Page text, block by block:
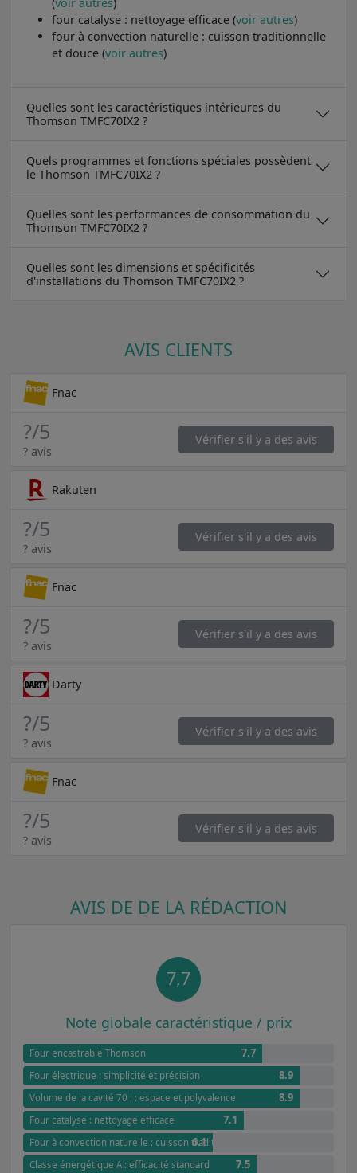
four catalyse : nettoyage efficace (voir autres)
four à convection naturelle : cuisson traditionnelle
et douce (voir autres)
Quelles sont les caractéristiques intérieures du
Thomson TMFC70IX2 ?
Quels programmes et fonctions spéciales possèdent
le Thomson TMFC70IX2 ?
Quelles sont les performances de consommation du
Thomson TMFC70IX2 ?
Quelles sont les dimensions et spécificités
d'installations du Thomson TMFC70IX2 ?
AVIS CLIENTS
Fnac
?/5
? avis
Vérifier s'il y a des avis
Rakuten
?/5
? avis
Vérifier s'il y a des avis
Fnac
?/5
? avis
Vérifier s'il y a des avis
Darty
?/5
? avis
Vérifier s'il y a des avis
Fnac
?/5
? avis
Vérifier s'il y a des avis
AVIS DE DE LA RÉDACTION
7,7
Note globale caractéristique / prix
Four encastrable Thomson 7.7
Four électrique : simplicité et précision 8.9
Volume de la cavité 70 l : espace et polyvalence 8.9
Four catalyse : nettoyage efficace 7.1
Four à convection naturelle : cuisson traditionnelle et douce
6.1
Classe énergétique A : efficacité standard 7.5